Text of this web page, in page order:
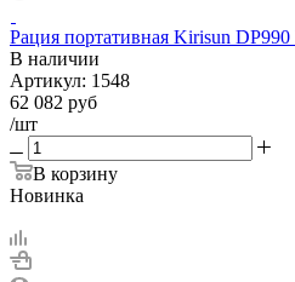
Рация портативная Kirisun
В наличии
Артикул: 1548
62 082 руб
/шт
В корзину
Новинка